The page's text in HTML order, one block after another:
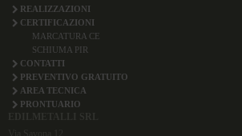
REALIZZAZIONI
CERTIFICAZIONI
MARCATURA CE
SCHIUMA PIR
CONTATTI
PREVENTIVO GRATUITO
AREA TECNICA
PRONTUARIO